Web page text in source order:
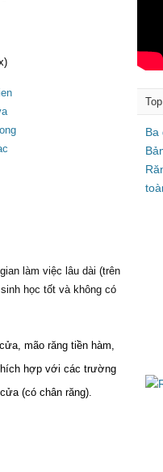
làm việc lâu dài (trên
học tốt và không có
mão răng tiền hàm,
hợp với các trường
(có chân răng).
Ba